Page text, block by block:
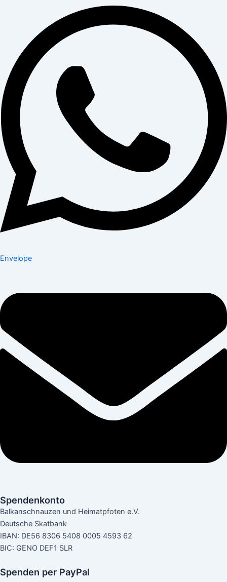
Envelope
Spendenkonto
Balkanschnauzen und Heimatpfoten e.V.
Deutsche Skatbank
IBAN: DE56 8306 5408 0005 4593 62
BIC: GENO DEF1 SLR
Spenden per PayPal